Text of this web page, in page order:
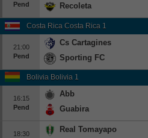
Pend
Recoleta
Costa Rica Costa Rica 1
21:00
Pend
Cs Cartagines
Sporting FC
Bolivia Bolivia 1
16:15
Pend
Abb
Guabira
18:30
Real Tomayapo